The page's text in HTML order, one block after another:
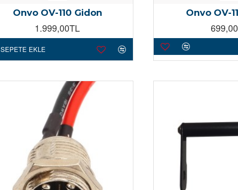
Onvo OV-110 Gidon
1.999,00TL
SEPETE EKLE
Onvo OV-